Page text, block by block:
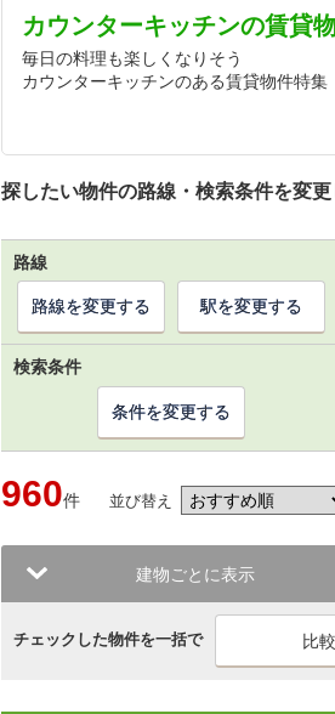
カウンターキッチンの賃貸
毎日の料理も楽しくなりそう
カウンターキッチンのある賃貸物件特集
探したい物件の路線・検索条件を変
路線
路線を変更する 駅を変更する
検索条件
条件を変更する
960件 並び替え
建物ごとに表示
チェックした物件を一括で